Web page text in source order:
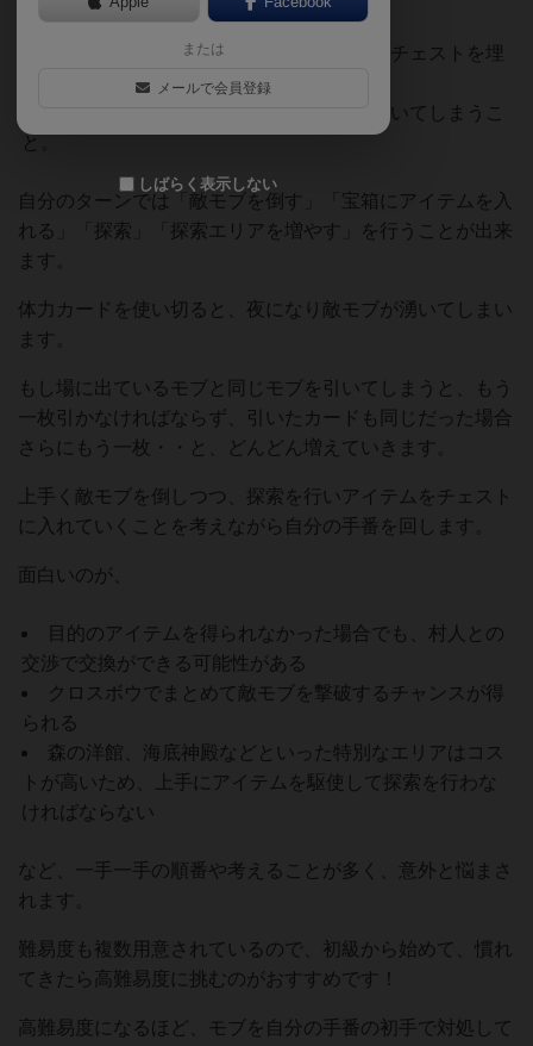
勝利条件は、難易度で指定された分だけチェストを埋
敗北条件は、ゲームオーバーカードを引いてしまうこ
と。
自分のターンでは「敵モブを倒す」「宝箱にアイテムを入
れる」「探索」「探索エリアを増やす」を行うことが出来
ます。
体力カードを使い切ると、夜になり敵モブが湧いてしまい
ます。
もし場に出ているモブと同じモブを引いてしまうと、もう
一枚引かなければならず、引いたカードも同じだった場合
さらにもう一枚・・と、どんどん増えていきます。
上手く敵モブを倒しつつ、探索を行いアイテムをチェスト
に入れていくことを考えながら自分の手番を回します。
面白いのが、
目的のアイテムを得られなかった場合でも、村人との
交渉で交換ができる可能性がある
クロスボウでまとめて敵モブを撃破するチャンスが得
られる
森の洋館、海底神殿などといった特別なエリアはコス
トが高いため、上手にアイテムを駆使して探索を行わな
ければならない
など、一手一手の順番や考えることが多く、意外と悩まさ
れます。
難易度も複数用意されているので、初級から始めて、慣れ
てきたら高難易度に挑むのがおすすめです！
高難易度になるほど、モブを自分の手番の初手で対処して
または
メールで会員登録
しばらく表示しない